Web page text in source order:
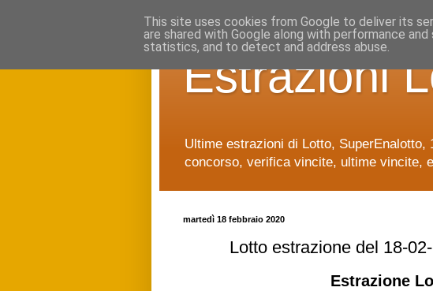
Estrazioni
Ultime estrazioni di Lotto,
concorso, verifica vincite, ultime vincite,
martedì 18 febbraio 2020
Lotto estrazione del 18-
Estrazione
This site uses cookies from Google to deliver its
are shared with Google along with performance
statistics, and to detect and address abuse.